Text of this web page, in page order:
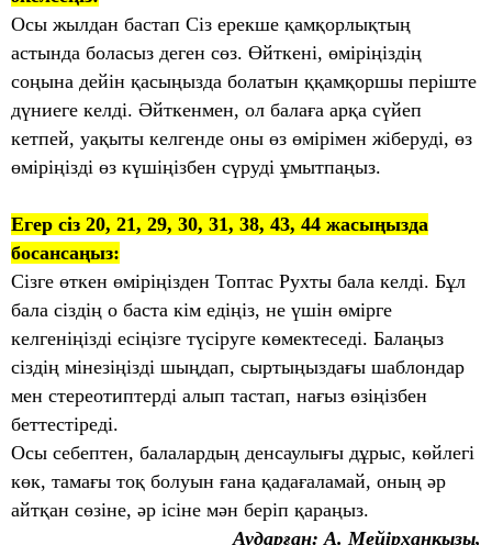
Осы жылдан бастап Сіз ерекше қамқорлықтың
астында боласыз деген сөз. Өйткені, өміріңіздің
соңына дейін қасыңызда болатын ққамқоршы періште
дүниеге келді. Әйткенмен, ол балаға арқа сүйеп
кетпей, уақыты келгенде оны өз өмірімен жіберуді, өз
өміріңізді өз күшіңізбен сүруді ұмытпаңыз.
Егер сіз 20, 21, 29, 30, 31, 38, 43, 44 жасыңызда
босансаңыз:
Сізге өткен өміріңізден Топтас Рухты бала келді. Бұл
бала сіздің о баста кім едіңіз, не үшін өмірге
келгеніңізді есіңізге түсіруге көмектеседі. Балаңыз
сіздің мінезіңізді шыңдап, сыртыңыздағы шаблондар
мен стереотиптерді алып тастап, нағыз өзіңізбен
беттестіреді.
Осы себептен, балалардың денсаулығы дұрыс, көйлегі
көк, тамағы тоқ болуын ғана қадағаламай, оның әр
айтқан сөзіне, әр ісіне мән беріп қараңыз.
Аударған: А. Мейірханқызы,